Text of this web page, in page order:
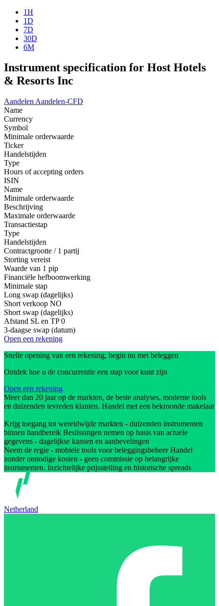
1H
1D
7D
30D
6M
Instrument specification for Host Hotels
& Resorts Inc
Aandelen Aandelen-CFD
Name
Currency
Symbol
Minimale orderwaarde
Ticker
Handelstijden
Type
Hours of accepting orders
ISIN
Name
Minimale orderwaarde
Beschrijving
Maximale orderwaarde
Transactiestap
Type
Handelstijden
Contractgrootte / 1 partij
Storting vereist
Waarde van 1 pip
Financiële hefboomwerking
Minimale stap
Long swap (dagelijks)
Short verkoop NO
Short swap (dagelijks)
Afstand SL en TP 0
3-daagse swap (datum)
Open een rekening
Snelle opening van een rekening, begin nu met beleggen
Ontdek hoe u de concurrentie een stap voor kunt zijn
Open een rekening
Meer dan 20 jaar op de markten, de beste analyses, moderne tools
en duizenden tevreden klanten. Handel met een bekroonde makelaar
Krijg toegang tot wereldwijde markten - duizenden instrumenten
binnen handbereik Beslissingen nemen op basis van actuele
gegevens - dagelijkse kansen en aanbevelingen
Neem de regie - mobiele tools voor beleggingsbeheer Handel
zonder onnodige kosten - geen commissie op belangrijke
instrumenten. Inzichtelijke prijsstelling en historische spreads
Netherland